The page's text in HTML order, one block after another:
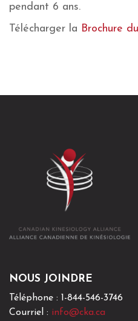
pendant 6 ans.
Télécharger la Brochure
Téléphone : 1-844-546-3746
Courriel : info@cka.ca